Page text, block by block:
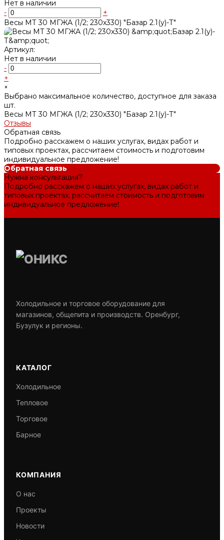
Нет в наличии
-
+
Весы МТ 30 МГЖА (1/2; 230х330) "Базар 2.1(у)-Т"
Артикул:
Нет в наличии
-
+
×
Выбрано максимальное количество, доступное для заказа
шт.
Весы МТ 30 МГЖА (1/2; 230х330) "Базар 2.1(у)-Т"
Отзывы
Обратная связь
Подробно расскажем о наших услугах, видах работ и
типовых проектах, рассчитаем стоимость и подготовим
индивидуальное предложение!
Обратная связь
Нужна консультация?
Подробно расскажем о наших услугах, видах работ и
типовых проектах, рассчитаем стоимость и подготовим
индивидуальное предложение!
Холодильное и торговое оборудование для
магазинов, общепита и производств. Оренбург,
Бузулук и регионы.
КАТАЛОГ
Холодильное
Тепловое
Торговое
Барное
КОМПАНИЯ
О нас
Проекты
Новости